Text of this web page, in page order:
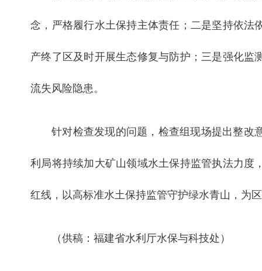
念，严格履行水土保持主体责任；二是坚持依法
产终了区及时开展生态修复与防护；三是强化
流失风险隐患。
针对检查发现的问题，检查组现场提出整改
利局将持续加大矿山领域水土保持监管执法力度
红线，以高标准水土保持监管守护绿水青山，为
（供稿：福建省水利厅水保与科技处）